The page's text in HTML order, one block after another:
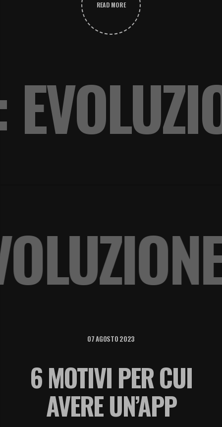
READ MORE
07 AGOSTO 2023
6 MOTIVI PER CUI
AVERE UN’APP